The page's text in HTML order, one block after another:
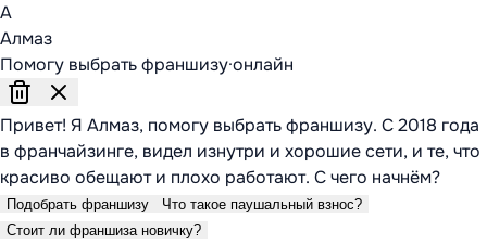
А
Алмаз
Помогу выбрать франшизу·онлайн
Привет! Я Алмаз, помогу выбрать франшизу. С 2018 года
в франчайзинге, видел изнутри и хорошие сети, и те, что
красиво обещают и плохо работают. С чего начнём?
Подобрать франшизу
Что такое паушальный взнос?
Стоит ли франшиза новичку?